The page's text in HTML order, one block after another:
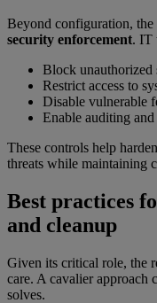
Beyond configuration,
security enforcement. IT
Block unauthorized
Restrict access to
Disable vulnerable
Enable auditing
These controls help
threats while maintaining
Best practices
and cleanup
Given its critical role, the
care. A cavalier approach
solves.